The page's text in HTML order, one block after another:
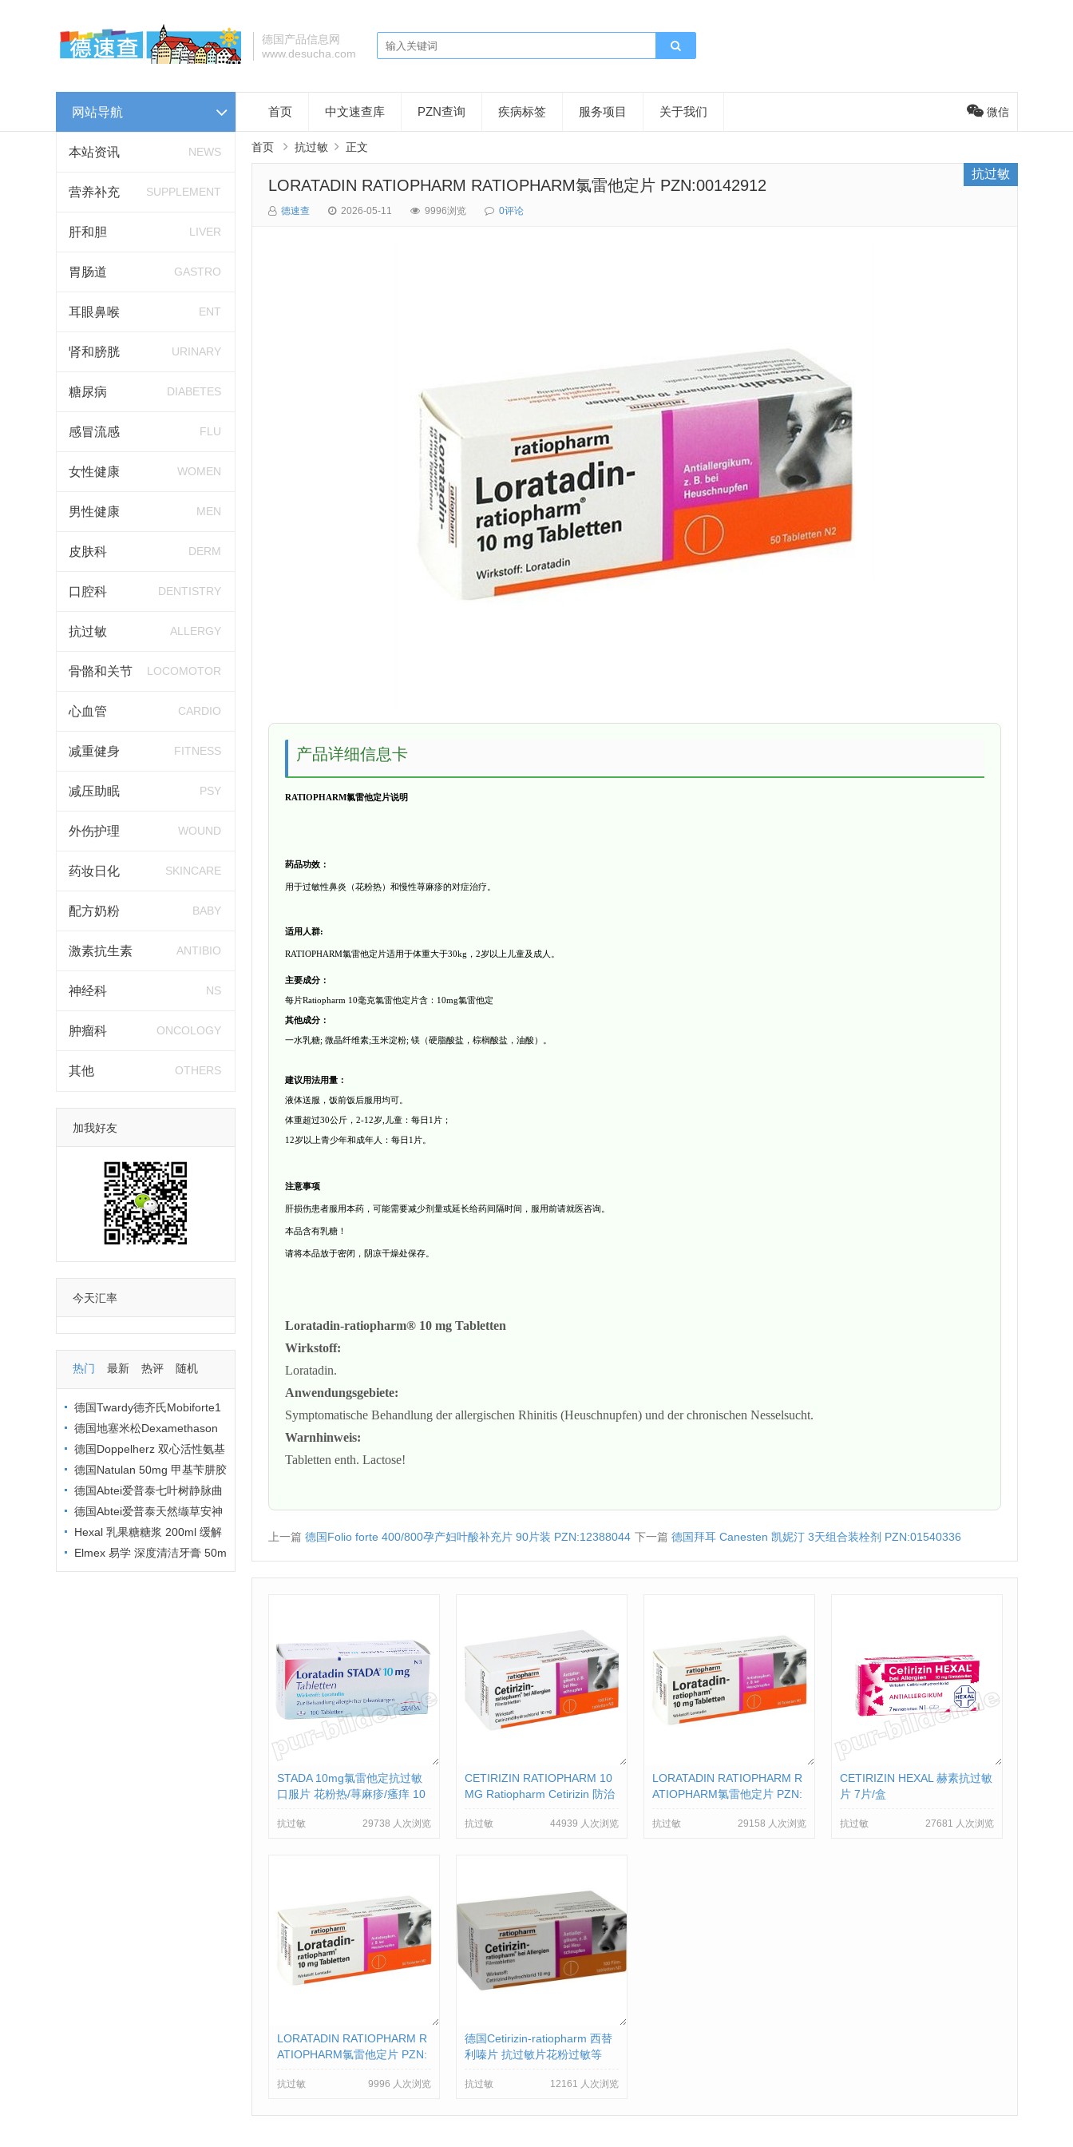
德国产品信息网
www.desucha.com
网站导航
本站资讯 NEWS
营养补充 SUPPLEMENT
肝和胆 LIVER
胃肠道 GASTRO
耳眼鼻喉 ENT
肾和膀胱 URINARY
糖尿病 DIABETES
感冒流感 FLU
女性健康 WOMEN
男性健康 MEN
皮肤科 DERM
口腔科 DENTISTRY
抗过敏 ALLERGY
骨骼和关节 LOCOMOTOR
心血管 CARDIO
减重健身 FITNESS
减压助眠 PSY
外伤护理 WOUND
药妆日化 SKINCARE
配方奶粉 BABY
激素抗生素 ANTIBIO
神经科 NS
肿瘤科 ONCOLOGY
其他 OTHERS
加我好友
今天汇率
热门 最新 热评 随机
德国Twardy德齐氏Mobiforte1
00%纯度水解胶原蛋白粉
德国地塞米松Dexamethason
GALEN 1.5mg 100片说明书
德国Doppelherz 双心活性氨基
酸营养胶囊 30粒 PZN:1027048
5
德国Natulan 50mg 甲基苄肼胶
囊说明书
德国Abtei爱普泰七叶树静脉曲
张静脉炎美腿软膏 125ml PZN01
246499
德国Abtei爱普泰天然缬草安神
助眠片 30片 PZN00270076
Hexal 乳果糖糖浆 200ml 缓解
Elmex 易学 深度清洁牙膏 50m
l PZN:8794198
首页 中文速查库 PZN查询 疾病标签 服务项目 关于我们 微信
首页 抗过敏 正文
LORATADIN RATIOPHARM RATIOPHARM氯雷他定片 PZN:00142912
抗过敏
德速查 2026-05-11 9996浏览 0评论
产品详细信息卡
RATIOPHARM氯雷他定片说明
药品功效：
用于过敏性鼻炎（花粉热）和慢性荨麻疹的对症治疗。
适用人群:
RATIOPHARM氯雷他定片适用于体重大于30kg ， 2岁以上儿童及成人。
主要成分：
每片Ratiopharm 10毫克氯雷他定片含： 10mg氯雷他定
其他成分：
一水乳糖; 微晶纤维素;玉米淀粉; 镁（硬脂酸盐，棕榈酸盐，油酸）。
建议用法用量：
液体送服，饭前饭后服用均可。
体重超过30公斤， 2-12岁 儿童：每日 1 片；
12岁以上青少年和成年人：每日 1 片。
注意事项
肝损伤患者服用本药，可能需要减少剂量或延长给药间隔时间，服用前请就医咨询。
本品含有乳糖！
请将本品放于密闭，阴凉干燥处保存。
Loratadin-ratiopharm® 10 mg Tabletten
Wirkstoff:
Loratadin.
Anwendungsgebiete:
Symptomatische Behandlung der allergischen Rhinitis (Heuschnupfen) und der chronischen Nesselsucht.
Warnhinweis:
Tabletten enth. Lactose!
上一篇 德国Folio forte 400/800孕产妇叶酸补充片 90片装 PZN:12388044 下一篇 德国拜耳 Canesten 凯妮汀 3天组合装栓剂 PZN:01540336
STADA 10mg氯雷他定抗过敏
口服片 花粉热/荨麻疹/瘙痒 10
抗过敏 29738 人次浏览
CETIRIZIN RATIOPHARM 10
MG Ratiopharm Cetirizin 防治
2
抗过敏 44939 人次浏览
LORATADIN RATIOPHARM R
ATIOPHARM氯雷他定片 PZN:
抗过敏 29158 人次浏览
CETIRIZIN HEXAL 赫素抗过敏
片 7片/盒
抗过敏 27681 人次浏览
LORATADIN RATIOPHARM R
ATIOPHARM氯雷他定片 PZN:
抗过敏 9996 人次浏览
德国Cetirizin-ratiopharm 西替
利嗪片 抗过敏片花粉过敏等
抗过敏 12161 人次浏览